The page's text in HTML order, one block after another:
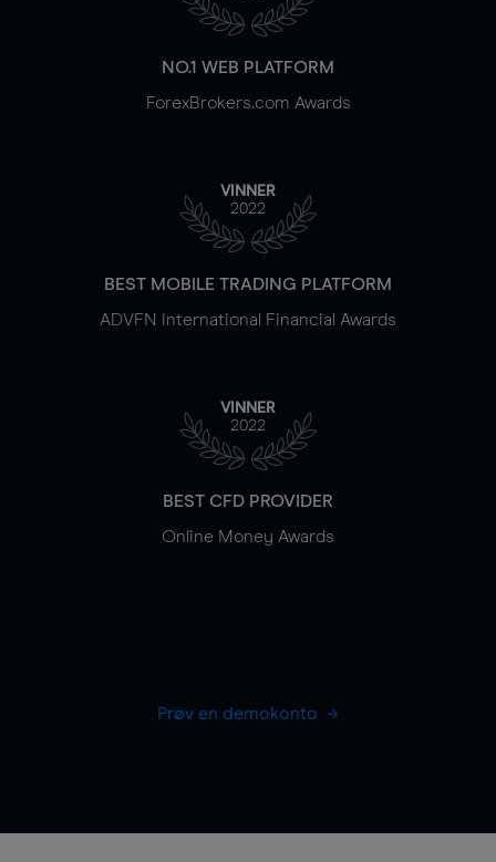
NO.1 WEB PLATFORM
ForexBrokers.com Awards
VINNER
2022
BEST MOBILE TRADING PLATFORM
ADVFN International Financial Awards
VINNER
2022
BEST CFD PROVIDER
Online Money Awards
Prøv en demokonto